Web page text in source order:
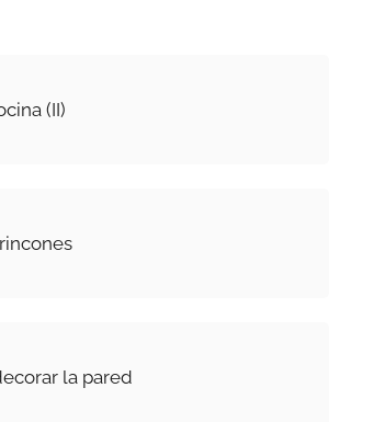
(II)
la pared